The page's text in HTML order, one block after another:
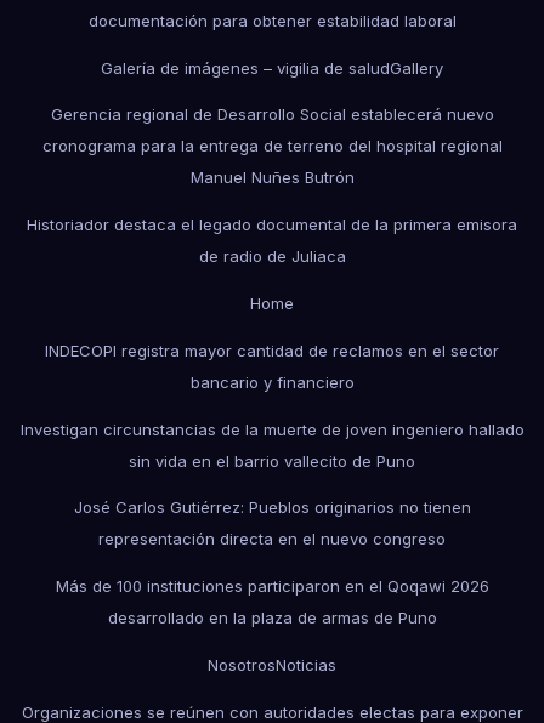
documentación para obtener estabilidad laboral
Galería de imágenes – vigilia de saludGallery
Gerencia regional de Desarrollo Social establecerá nuevo
cronograma para la entrega de terreno del hospital regional
Manuel Nuñes Butrón
Historiador destaca el legado documental de la primera emisora
de radio de Juliaca
Home
INDECOPI registra mayor cantidad de reclamos en el sector
bancario y financiero
Investigan circunstancias de la muerte de joven ingeniero hallado
sin vida en el barrio vallecito de Puno
José Carlos Gutiérrez: Pueblos originarios no tienen
representación directa en el nuevo congreso
Más de 100 instituciones participaron en el Qoqawi 2026
desarrollado en la plaza de armas de Puno
NosotrosNoticias
Organizaciones se reúnen con autoridades electas para exponer